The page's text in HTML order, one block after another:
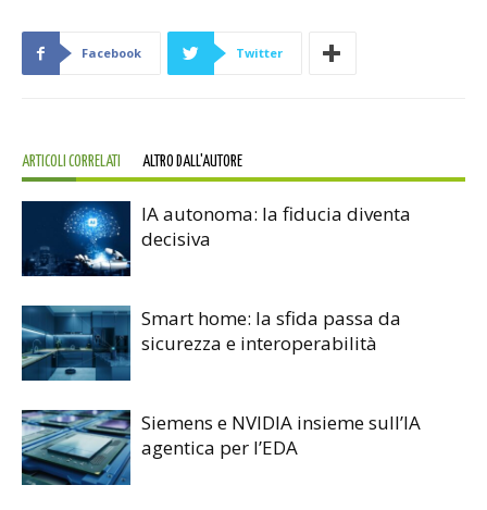
Facebook Twitter
ARTICOLI CORRELATI ALTRO DALL'AUTORE
IA autonoma: la fiducia diventa
decisiva
Smart home: la sfida passa da
sicurezza e interoperabilità
Siemens e NVIDIA insieme sull’IA
agentica per l’EDA